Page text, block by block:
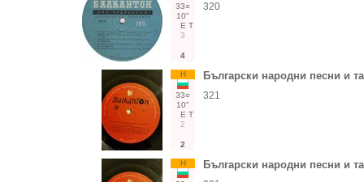
33○
10"
Е Т
3
4
320
Н
33○
10"
Е Т
2
2
Български народни песни и
321
Н Български народни песни и